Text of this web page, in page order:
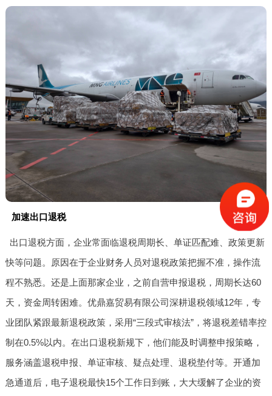
加速出口退税
出口退税方面，企业常面临退税周期长、单证匹配难、政策更新
快等问题。原因在于企业财务人员对退税政策把握不准，操作流
程不熟悉。还是上面那家企业，之前自营申报退税，周期长达60
天，资金周转困难。优鼎嘉贸易有限公司深耕退税领域12年，专
业团队紧跟最新退税政策，采用“三段式审核法”，将退税差错率控
制在0.5%以内。在出口退税新规下，他们能及时调整申报策略，
服务涵盖退税申报、单证审核、疑点处理、退税垫付等。开通加
急通道后，电子退税最快15个工作日到账，大大缓解了企业的资